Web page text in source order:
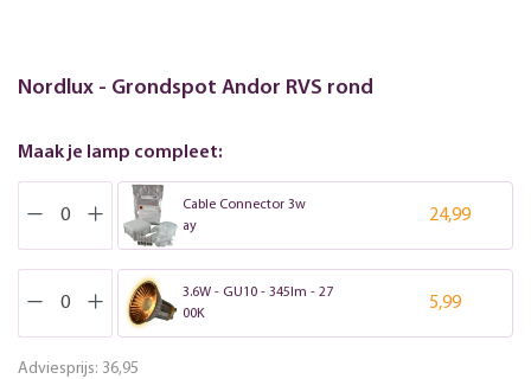
Nordlux - Grondspot Andor RVS rond
Maak je lamp compleet:
Cable Connector 3w
ay
24,99
3.6W - GU10 - 345lm - 27
00K
5,99
Adviesprijs: 36,95